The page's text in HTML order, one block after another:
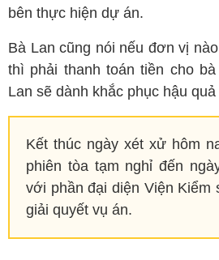
bên thực hiện dự án.
Bà Lan cũng nói nếu đơn vị
thì phải thanh toán tiền cho
Lan sẽ dành khắc phục hậu quả
Kết thúc ngày xét xử hôm
phiên tòa tạm nghỉ đến
với phần đại diện Viện Kiểm
giải quyết vụ án.